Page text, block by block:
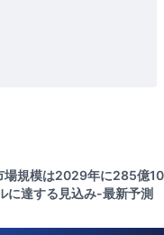
場規模は2029年に285億10
に達する見込み-最新予測